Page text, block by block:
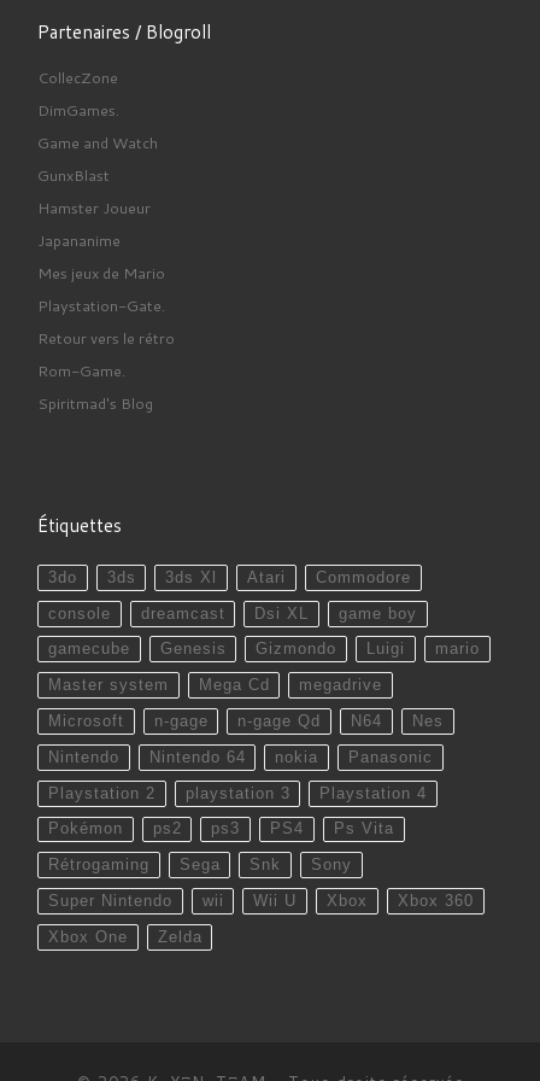
Partenaires / Blogroll
CollecZone
DimGames.
Game and Watch
GunxBlast
Hamster Joueur
Japananime
Mes jeux de Mario
Playstation-Gate.
Retour vers le rétro
Rom-Game.
Spiritmad's Blog
Étiquettes
3do 3ds 3ds Xl Atari Commodore
console dreamcast Dsi XL game boy
gamecube Genesis Gizmondo Luigi mario
Master system Mega Cd megadrive
Microsoft n-gage n-gage Qd N64 Nes
Nintendo Nintendo 64 nokia Panasonic
Playstation 2 playstation 3 Playstation 4
Pokémon ps2 ps3 PS4 Ps Vita
Rétrogaming Sega Snk Sony
Super Nintendo wii Wii U Xbox Xbox 360
Xbox One Zelda